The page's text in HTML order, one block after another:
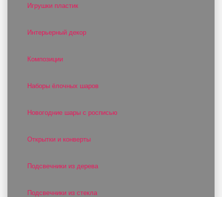
Игрушки пластик
Интерьерный декор
Композиции
Наборы ёлочных шаров
Новогодние шары с росписью
Открытки и конверты
Подсвечники из дерева
Подсвечники из стекла